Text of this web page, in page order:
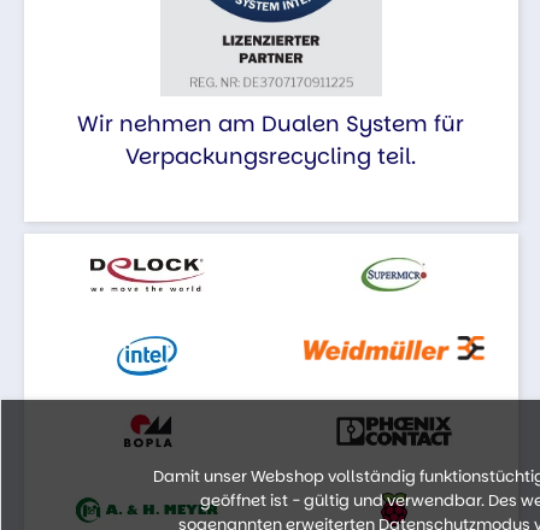
Wir nehmen am Dualen System für
Verpackungsrecycling teil.
Damit unser Webshop vollständig
geöffnet ist - gültig und verwendbar. Des
sogenannten erweiterten Datenschutzmodus